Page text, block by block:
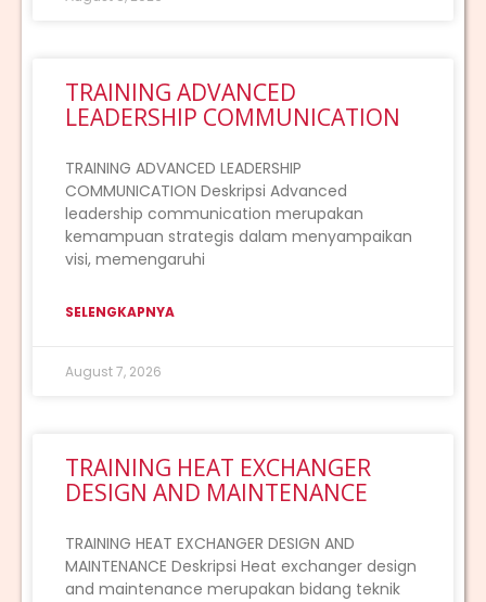
TRAINING ADVANCED
LEADERSHIP COMMUNICATION
TRAINING ADVANCED LEADERSHIP
COMMUNICATION Deskripsi Advanced
leadership communication merupakan
kemampuan strategis dalam menyampaikan
visi, memengaruhi
SELENGKAPNYA
August 7, 2026
TRAINING HEAT EXCHANGER
DESIGN AND MAINTENANCE
TRAINING HEAT EXCHANGER DESIGN AND
MAINTENANCE Deskripsi Heat exchanger design
and maintenance merupakan bidang teknik